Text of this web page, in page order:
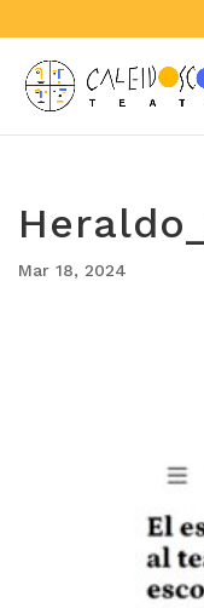
Mar 18, 2024